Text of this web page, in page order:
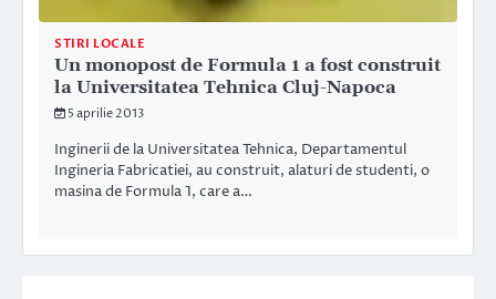
STIRI LOCALE
Un monopost de Formula 1 a fost construit
la Universitatea Tehnica Cluj-Napoca
5 aprilie 2013
Inginerii de la Universitatea Tehnica, Departamentul
Ingineria Fabricatiei, au construit, alaturi de studenti, o
masina de Formula 1, care a…